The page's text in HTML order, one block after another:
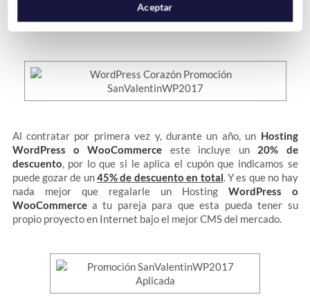
introduce el cupón descuento
“SANVALENTINWP2017”
Al contratar por primera vez y, durante un año, un Hosting
WordPress o WooCommerce este incluye un 20% de
descuento, por lo que si le aplica el cupón que indicamos se
puede gozar de un45% de descuento en total. Y es que no hay
nada mejor que regalarle un Hosting WordPress o
WooCommercea tu pareja para que esta pueda tener su
propio proyecto en Internet bajo el mejor CMS del mercado.
Aceptar